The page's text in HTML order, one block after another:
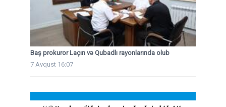
Baş prokuror Laçın və Qubadlı rayonlarında olub
7 Avqust 16:07